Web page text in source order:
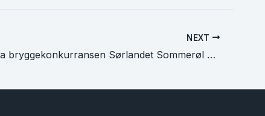
NEXT
Resultater fra bryggekonkurransen Sørlandet Sommerøl 2022